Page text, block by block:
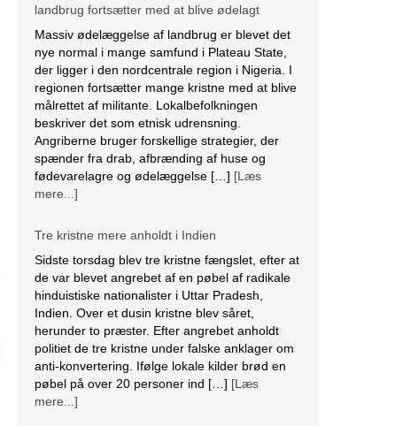
landbrug fortsætter med at blive ødelagt
Massiv ødelæggelse af landbrug er blevet det
nye normal i mange samfund i Plateau State,
der ligger i den nordcentrale region i Nigeria. I
regionen fortsætter mange kristne med at blive
målrettet af militante. Lokalbefolkningen
beskriver det som etnisk udrensning.
Angriberne bruger forskellige strategier, der
spænder fra drab, afbrænding af huse og
fødevarelagre og ødelæggelse […] [Læs
mere...]
Tre kristne mere anholdt i Indien
Sidste torsdag blev tre kristne fængslet, efter at
de var blevet angrebet af en pøbel af radikale
hinduistiske nationalister i Uttar Pradesh,
Indien. Over et dusin kristne blev såret,
herunder to præster. Efter angrebet anholdt
politiet de tre kristne under falske anklager om
anti-konvertering. Ifølge lokale kilder brød en
pøbel på over 20 personer ind […] [Læs
mere...]